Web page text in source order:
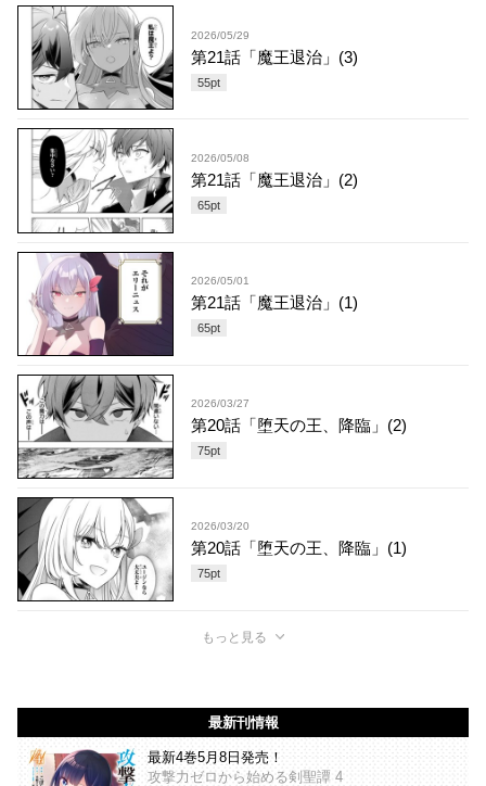
2026/05/29
第21話「魔王退治」(3)
55pt
2026/05/08
第21話「魔王退治」(2)
65pt
2026/05/01
第21話「魔王退治」(1)
65pt
2026/03/27
第20話「堕天の王、降臨」(2)
75pt
2026/03/20
第20話「堕天の王、降臨」(1)
75pt
もっと見る
最新刊情報
最新4巻5月8日発売！
攻撃力ゼロから始める剣聖譚 4